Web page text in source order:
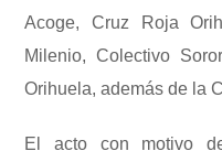
Acoge, Cruz Roja
Milenio, Colectivo
Orihuela, además de la
El acto con motivo